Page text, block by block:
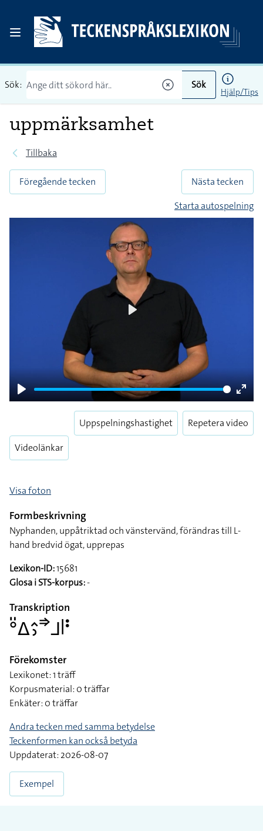
Sök: Sök
Hjälp/Tips
uppmärksamhet
Tillbaka
Föregående tecken
Nästa tecken
Starta autospelning
Play
Enter
Videolänkar
Uppspelningshastighet Repetera video
Visa foton
Formbeskrivning
Nyphanden, uppåtriktad och vänstervänd, förändras till L-
hand bredvid ögat, upprepas
Lexikon-ID:15681
Glosa i STS-korpus:-
Transkription
􌤅􌤺􌤩􌤵􌤶􌦆􌤨􌥼􌥻
Förekomster
Lexikonet: 1 träff
Korpusmaterial: 0 träffar
Enkäter: 0 träffar
Andra tecken med samma betydelse
Teckenformen kan också betyda
Uppdaterat: 2026-08-07
Exempel